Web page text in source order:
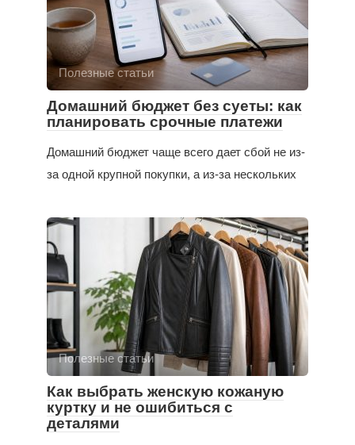
Полезные статьи
Домашний бюджет без суеты: как
планировать срочные платежи
Домашний бюджет чаще всего дает сбой не из-
за одной крупной покупки, а из-за нескольких
Полезные статьи
Как выбрать женскую кожаную
куртку и не ошибиться с
деталями